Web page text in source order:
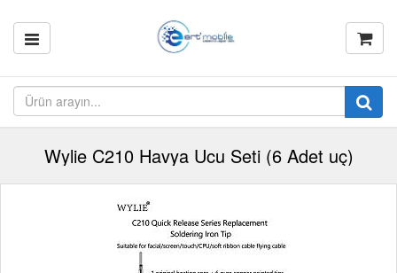
Wylie C210 Havya Ucu Seti (6 Adet uç)